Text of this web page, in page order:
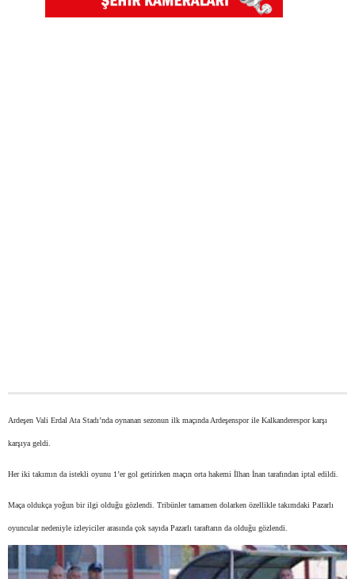
Ardeşen Vali Erdal Ata Stadı’nda oynanan sezonun ilk maçında Ardeşenspor ile Kalkanderespor karşı
karşıya geldi.
Her iki takımın da istekli oyunu 1’er gol getirirken maçın orta hakemi İlhan İnan tarafından iptal edildi.
Maça oldukça yoğun bir ilgi olduğu gözlendi. Tribünler tamamen dolarken özellikle takımdaki Pazarlı
oyuncular nedeniyle izleyiciler arasında çok sayıda Pazarlı taraftarın da olduğu gözlendi.